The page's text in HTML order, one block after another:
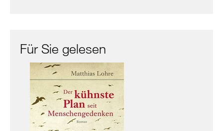
Für Sie gelesen